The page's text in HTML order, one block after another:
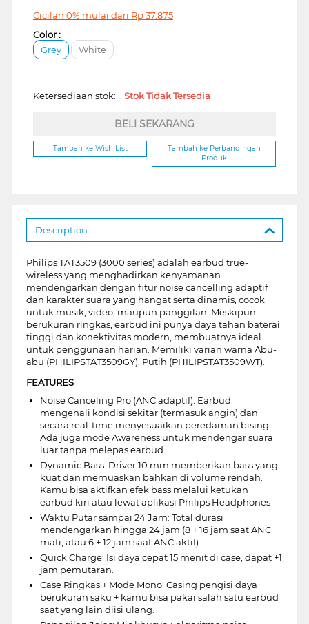
Cicilan 0% mulai dari Rp37.875
Color :
Grey
White
Ketersediaan stok: Stok Tidak Tersedia
BELI SEKARANG
Tambah ke Wish List
Tambah ke Perbandingan
Produk
Description
Philips TAT3509 (3000 series) adalah earbud true-
wireless yang menghadirkan kenyamanan
mendengarkan dengan fitur noise cancelling adaptif
dan karakter suara yang hangat serta dinamis, cocok
untuk musik, video, maupun panggilan. Meskipun
berukuran ringkas, earbud ini punya daya tahan baterai
tinggi dan konektivitas modern, membuatnya ideal
untuk penggunaan harian. Memiliki varian warna Abu-
abu (PHILIPSTAT3509GY), Putih (PHILIPSTAT3509WT).
FEATURES
Noise Canceling Pro (ANC adaptif): Earbud
mengenali kondisi sekitar (termasuk angin) dan
secara real-time menyesuaikan peredaman bising.
Ada juga mode Awareness untuk mendengar suara
luar tanpa melepas earbud.
Dynamic Bass: Driver 10 mm memberikan bass yang
kuat dan memuaskan bahkan di volume rendah.
Kamu bisa aktifkan efek bass melalui ketukan
earbud kiri atau lewat aplikasi Philips Headphones
Waktu Putar sampai 24 Jam: Total durasi
mendengarkan hingga 24 jam (8 + 16 jam saat ANC
mati, atau 6 + 12 jam saat ANC aktif)
Quick Charge: Isi daya cepat 15 menit di case, dapat +1
jam pemutaran.
Case Ringkas + Mode Mono: Casing pengisi daya
berukuran saku + kamu bisa pakai salah satu earbud
saat yang lain diisi ulang.